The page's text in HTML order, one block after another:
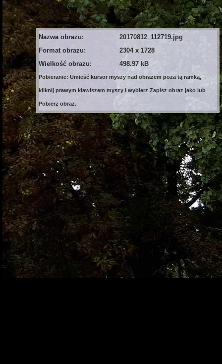
Nazwa obrazu:
20170812_112719.jpg
Format obrazu:
2304 x 1728
Wielkość obrazu:
498.97 kB
Pobieranie: Umieść kursor myszy nad obrazem poza tą ramką,
kliknij prawym klawiszem myszy i wybierz Zapisz obraz jako lub
Pobierz obraz.